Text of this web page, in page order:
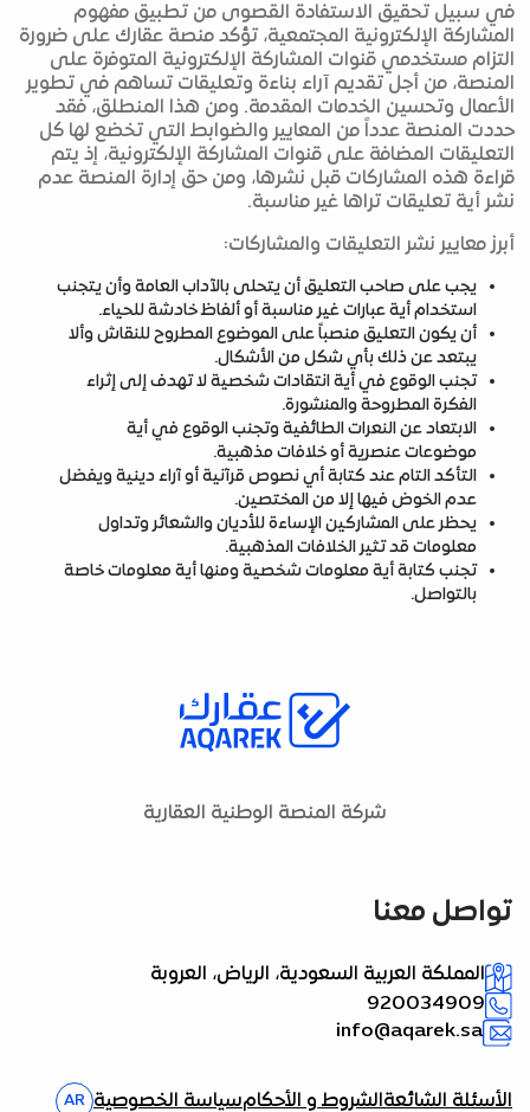
في سبيل تحقيق الاستفادة القصوى من تطبيق مفهوم
المشاركة الإلكترونية المجتمعية، تؤكد منصة عقارك على ضرورة
التزام مستخدمي قنوات المشاركة الإلكترونية المتوفرة على
المنصة، من أجل تقديم آراء بناءة وتعليقات تساهم في تطوير
الأعمال وتحسين الخدمات المقدمة. ومن هذا المنطلق، فقد
حددت المنصة عدداً من المعايير والضوابط التي تخضع لها كل
التعليقات المضافة على قنوات المشاركة الإلكترونية، إذ يتم
قراءة هذه المشاركات قبل نشرها، ومن حق إدارة المنصة عدم
نشر أية تعليقات تراها غير مناسبة.
أبرز معايير نشر التعليقات والمشاركات:
يجب على صاحب التعليق أن يتحلى بالآداب العامة وأن يتجنب
استخدام أية عبارات غير مناسبة أو ألفاظ خادشة للحياء.
أن يكون التعليق منصباً على الموضوع المطروح للنقاش وألا
يبتعد عن ذلك بأي شكل من الأشكال.
تجنب الوقوع في أية انتقادات شخصية لا تهدف إلى إثراء
الفكرة المطروحة والمنشورة.
الابتعاد عن النعرات الطائفية وتجنب الوقوع في أية
موضوعات عنصرية أو خلافات مذهبية.
التأكد التام عند كتابة أي نصوص قرآنية أو آراء دينية ويفضل
عدم الخوض فيها إلا من المختصين.
يحظر على المشاركين الإساءة للأديان والشعائر وتداول
معلومات قد تثير الخلافات المذهبية.
تجنب كتابة أية معلومات شخصية ومنها أية معلومات خاصة
بالتواصل.
شركة المنصة الوطنية العقارية
تواصل معنا
المملكة العربية السعودية، الرياض، العروبة
920034909
info@aqarek.sa
الأسئلة الشائعةالشروط و الأحكامسياسة الخصوصية AR